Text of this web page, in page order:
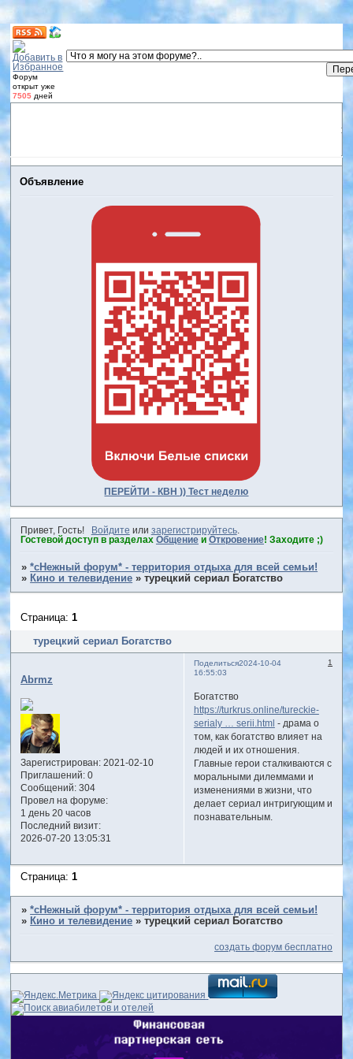
Форум
открыт уже
7505 дней
Объявление
ПЕРЕЙТИ - КВН )) Тест неделю
Привет, Гость! Войдите или зарегистрируйтесь.
Гостевой доступ в разделах Общениеи Откровение! Заходите ;)
»*сНежный форум* - территория отдыха для всей семьи!
» Кино и телевидение »турецкий сериал Богатство
турецкий сериал Богатство
Страница:1
Поделиться 1
2024-10-04
16:55:03
Abrmz
Зарегистрирован: 2021-02-10
Приглашений:0
Сообщений:304
Провел на форуме:
1 день 20 часов
Последний визит:
2026-07-20 13:05:31
Богатство
https://turkrus.online/tureckie-
serialy … serii.html - драма о
том, как богатство влияет на
людей и их отношения.
Главные герои сталкиваются с
моральными дилеммами и
изменениями в жизни, что
делает сериал интригующим и
познавательным.
Страница:1
»*сНежный форум* - территория отдыха для всей семьи!
» Кино и телевидение »турецкий сериал Богатство
создать форум бесплатно